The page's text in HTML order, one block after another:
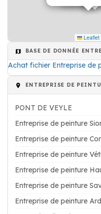
Leaflet
BASE DE DONNÉE
Achat fichier Entreprise de
ENTREPRISE DE
PONT DE VEYLE
Entreprise de peinture
Entreprise de peinture
Entreprise de peinture
Entreprise de peinture
Entreprise de peinture
Entreprise de peinture